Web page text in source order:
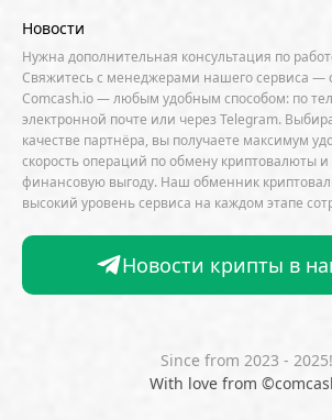
Aster
Binance
BIS Bitcoin Core
Bitfarms
Bitfinex Bitget
BitMEX
BitOK Bitwise
Bloomberg
BNB Chain
BNP
Börse Stuttgart
BTCFi Bullish
Chainalysis
Chainlink
Coinbase CoinDesk
CoinShares
Новости
Нужна дополнительная консультация по
Свяжитесь с менеджерами нашего сервиса —
Comcash.io — любым удобным способом: по
электронной почте или через Telegram.
качестве партнёра, вы получаете максимум
скорость операций по обмену криптовалюты
финансовую выгоду. Наш обменник
высокий уровень сервиса на каждом этапе
Новости крипты в
Since from 2023 - 2025!
With love from